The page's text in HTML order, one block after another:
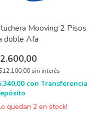
Mooving 2 Pisos
doble Afa
sin interés
con Transferencia
quedan 2 en stock!